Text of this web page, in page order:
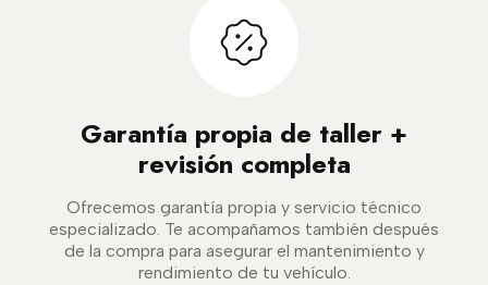
Garantía propia de taller +
revisión completa
Ofrecemos garantía propia y servicio técnico
especializado. Te acompañamos también después
de la compra para asegurar el mantenimiento y
rendimiento de tu vehículo.